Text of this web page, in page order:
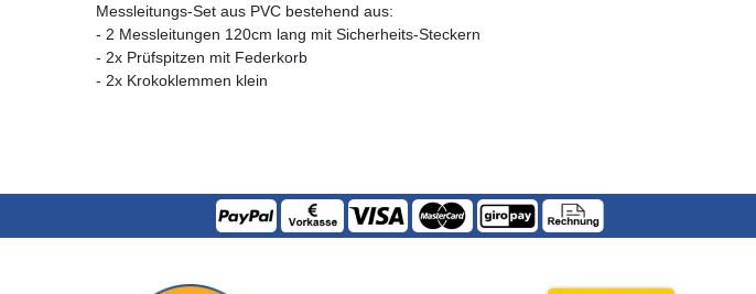
Messleitungs-Set aus PVC bestehend aus:
- 2 Messleitungen 120cm lang mit Sicherheits-Steckern
- 2x Prüfspitzen mit Federkorb
- 2x Krokoklemmen klein